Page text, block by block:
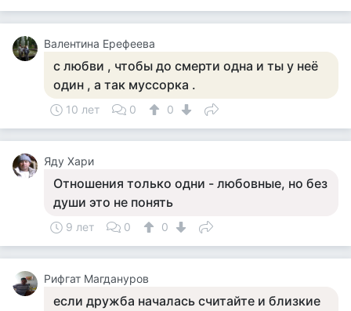
Валентина Ерефеева
с любви , чтобы до смерти одна и ты у неё
один , а так муссорка .
10 лет 0 0
Яду Хари
Отношения только одни - любовные, но без
души это не понять
9 лет 0 0
Рифгат Магдануров
если дружба началась считайте и близкие